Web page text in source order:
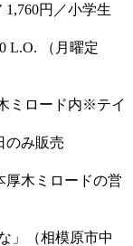
円／小学生
L.O. （月曜定
ミロード内※テイ
のみ販売
木ミロードの営
」（相模原市中